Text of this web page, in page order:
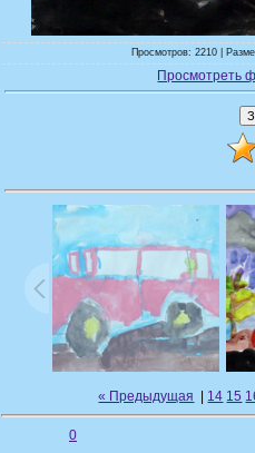
Просмотров: 2210 |
Просмотреть
« Предыдущая 14 15
0